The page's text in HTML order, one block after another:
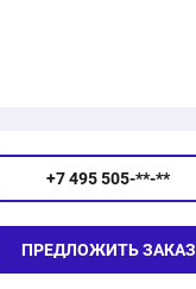
+7 495 505-**-**
ПРЕДЛОЖИТЬ ЗАКАЗ